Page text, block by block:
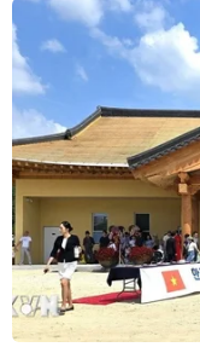
Thông tin chi
bệnh do virus
30/01/2020 11:40
Cả 3 bệnh nhân
người Việt Nam
của Nhật Bản cử
phố Vũ Hán, tỉnh